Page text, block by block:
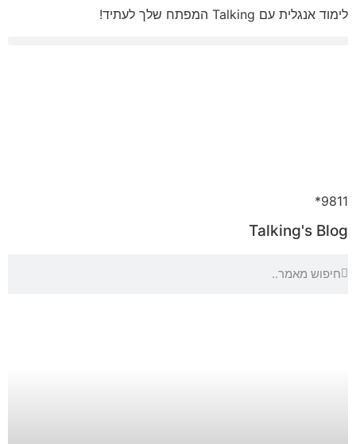
לתוכן
לימוד אנגלית עם Talking המפתח שלך לעתיד!
9811*
Talking's Blog